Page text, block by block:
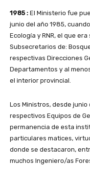
1985 : El Ministerio fue
junio del año 1985,
Ecología y RNR, el que
Subsecretarios de:
respectivas Direcciones
Departamentos y al
el interior provincial.
Los Ministros, desde junio
respectivos Equipos de
permanencia de esta
particulares matices,
donde se destacaron,
muchos Ingeniero/as